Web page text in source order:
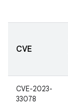
CVE
CVE-2023-
33078